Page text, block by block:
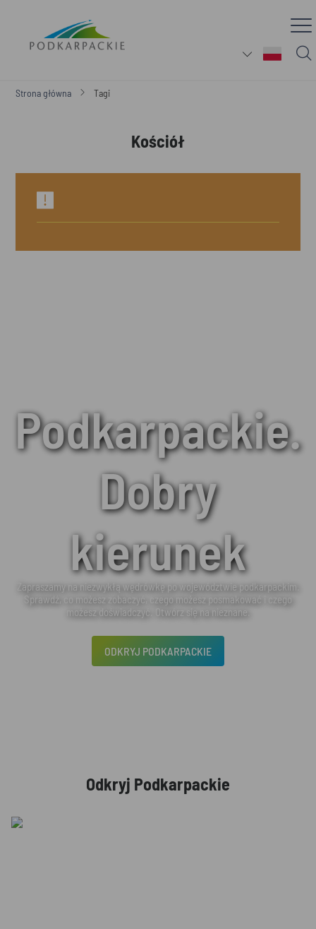
Strona główna Tagi
Kościół
Podkarpackie.
Dobry
kierunek
Zapraszamy na niezwykłą wędrówkę po województwie podkarpackim.
Sprawdź, co możesz zobaczyć, czego możesz posmakować i czego
możesz doświadczyć. Otwórz się na nieznane.
ODKRYJ PODKARPACKIE
Odkryj Podkarpackie